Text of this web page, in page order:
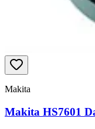
Makita
Makita HS7601